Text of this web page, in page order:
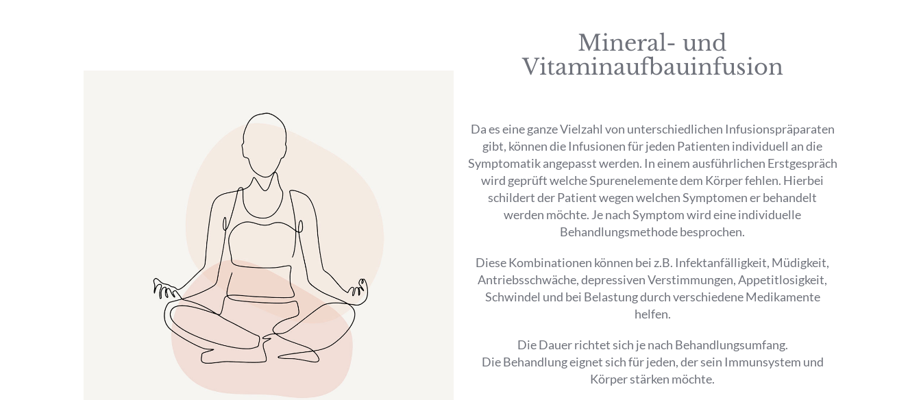
Mineral- und
Vitaminaufbauinfusion
Da es eine ganze Vielzahl von unterschiedlichen Infusionspräparaten
gibt, können die Infusionen für jeden Patienten individuell an die
Symptomatik angepasst werden. In einem ausführlichen Erstgespräch
wird geprüft welche Spurenelemente dem Körper fehlen. Hierbei
schildert der Patient wegen welchen Symptomen er behandelt
werden möchte. Je nach Symptom wird eine individuelle
Behandlungsmethode besprochen.
Diese Kombinationen können bei z.B. Infektanfälligkeit, Müdigkeit,
Antriebsschwäche, depressiven Verstimmungen, Appetitlosigkeit,
Schwindel und bei Belastung durch verschiedene Medikamente
helfen.
Die Dauer richtet sich je nach Behandlungsumfang.
Die Behandlung eignet sich für jeden, der sein Immunsystem und
Körper stärken möchte.